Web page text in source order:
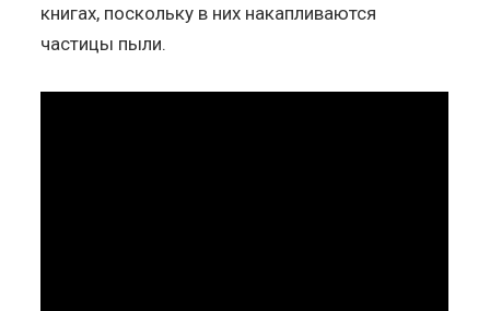
книгах, поскольку в них накапливаются
частицы пыли.